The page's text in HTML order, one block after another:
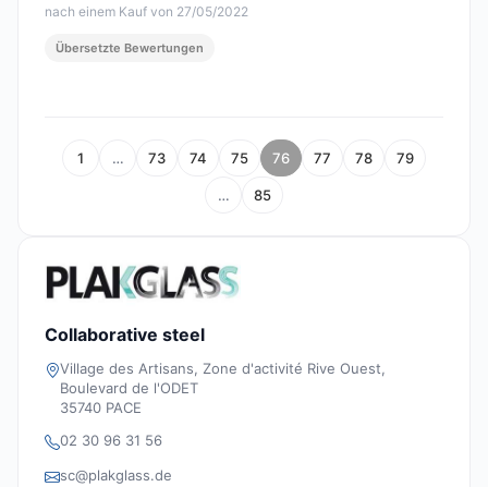
nach einem Kauf von 27/05/2022
Übersetzte Bewertungen
1 … 73 74 75 76 77 78 79
… 85
Collaborative steel
Village des Artisans, Zone d'activité Rive Ouest,
Boulevard de l'ODET
35740 PACE
02 30 96 31 56
sc@plakglass.de